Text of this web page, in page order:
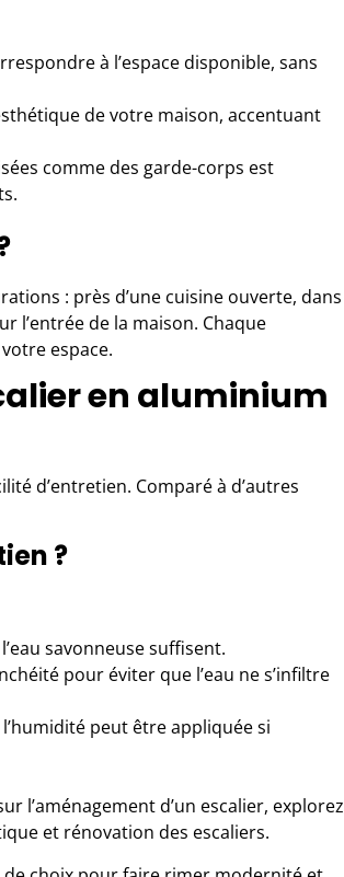
à l’espace disponible, sans
de votre maison, accentuant
comme des garde-corps est
: près d’une cuisine ouverte, dans
l’entrée de la maison. Chaque
espace.
en aluminium
d’entretien. Comparé à d’autres
?
savonneuse suffisent.
pour éviter que l’eau ne s’infiltre
peut être appliquée si
l’aménagement d’un escalier, explorez
et rénovation des escaliers.